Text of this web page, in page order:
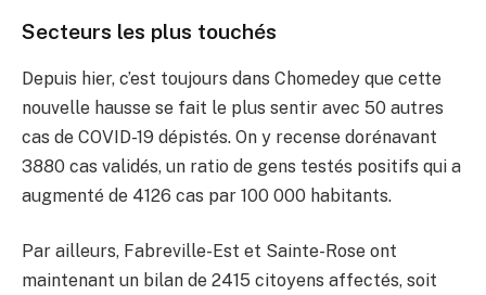
Secteurs les plus touchés
Depuis hier, c’est toujours dans Chomedey que cette
nouvelle hausse se fait le plus sentir avec 50 autres
cas de COVID-19 dépistés. On y recense dorénavant
3880 cas validés, un ratio de gens testés positifs qui a
augmenté de 4126 cas par 100 000 habitants.
Par ailleurs, Fabreville-Est et Sainte-Rose ont
maintenant un bilan de 2415 citoyens affectés, soit